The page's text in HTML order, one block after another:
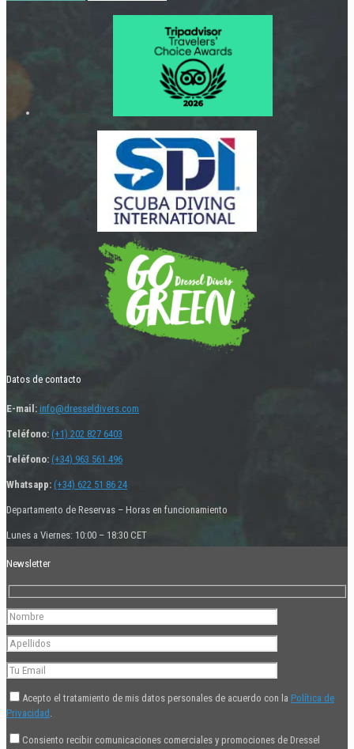
Datos de contacto
E-mail: info@dresseldivers.com
Teléfono: (+1) 202 827 6403
Teléfono: (+34) 963 561 496
Whatsapp: (+34) 622 51 86 24
Departamento de Reservas – Horas en funcionamiento
Lunes a Viernes: 10:00 – 18:30 CET
Newsletter
Acepto el tratamiento de mis datos personales de acuerdo con la Política de
Privacidad
Consiento recibir comunicaciones comerciales y promociones de Dressel